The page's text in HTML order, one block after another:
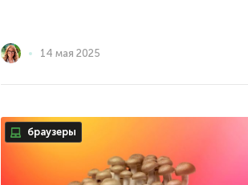
14 мая 2025
браузеры